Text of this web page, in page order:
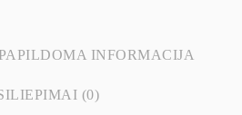
PAPILDOMA INFORMACIJA
(0)